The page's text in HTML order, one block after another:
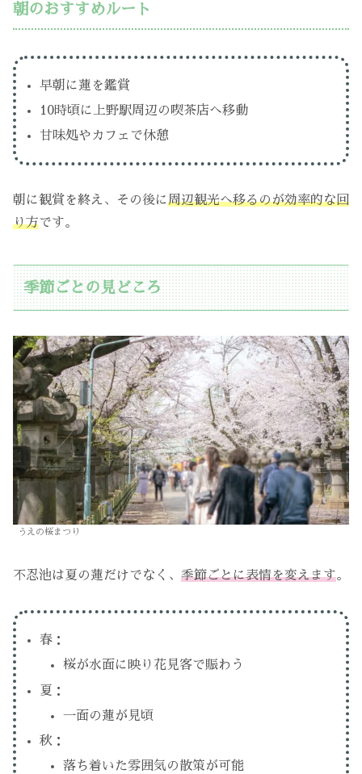
朝のおすすめルート
早朝に蓮を鑑賞
10時頃に上野駅周辺の喫茶店へ移動
甘味処やカフェで休憩
朝に観賞を終え、その後に周辺観光へ移るのが効率的な回
り方です。
季節ごとの見どころ
うえの桜まつり
不忍池は夏の蓮だけでなく、 季節ごとに表情を変えます。
春：
桜が水面に映り花見客で賑わう
夏：
一面の蓮が見頃
秋：
落ち着いた雰囲気の散策が可能